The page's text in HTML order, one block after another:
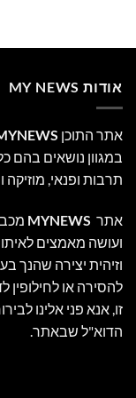
אודות MY NEWS
אתר התוכן
במגוון נושאים בהם
תרבות ופנאי, מוזיקה
אתר MYNEWS
ועושה מאמצים
וזיהית יצירה שהנך
להסירה או לחילופין
זו, אנא פני אלינו
הדוא"ל שבאתר.